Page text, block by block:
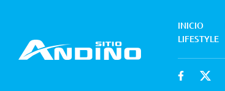
INICIO
LIFESTYLE